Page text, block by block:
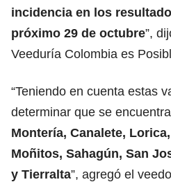
incidencia en los
próximo 29 de octubre”,
Veeduría Colombia es
“Teniendo en cuenta estas
determinar que se
Montería, Canalete,
Moñitos, Sahagún, San
y Tierralta”, agregó el